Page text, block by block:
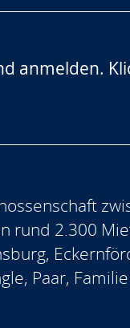
anmelden.
rund 2.300
Paar,